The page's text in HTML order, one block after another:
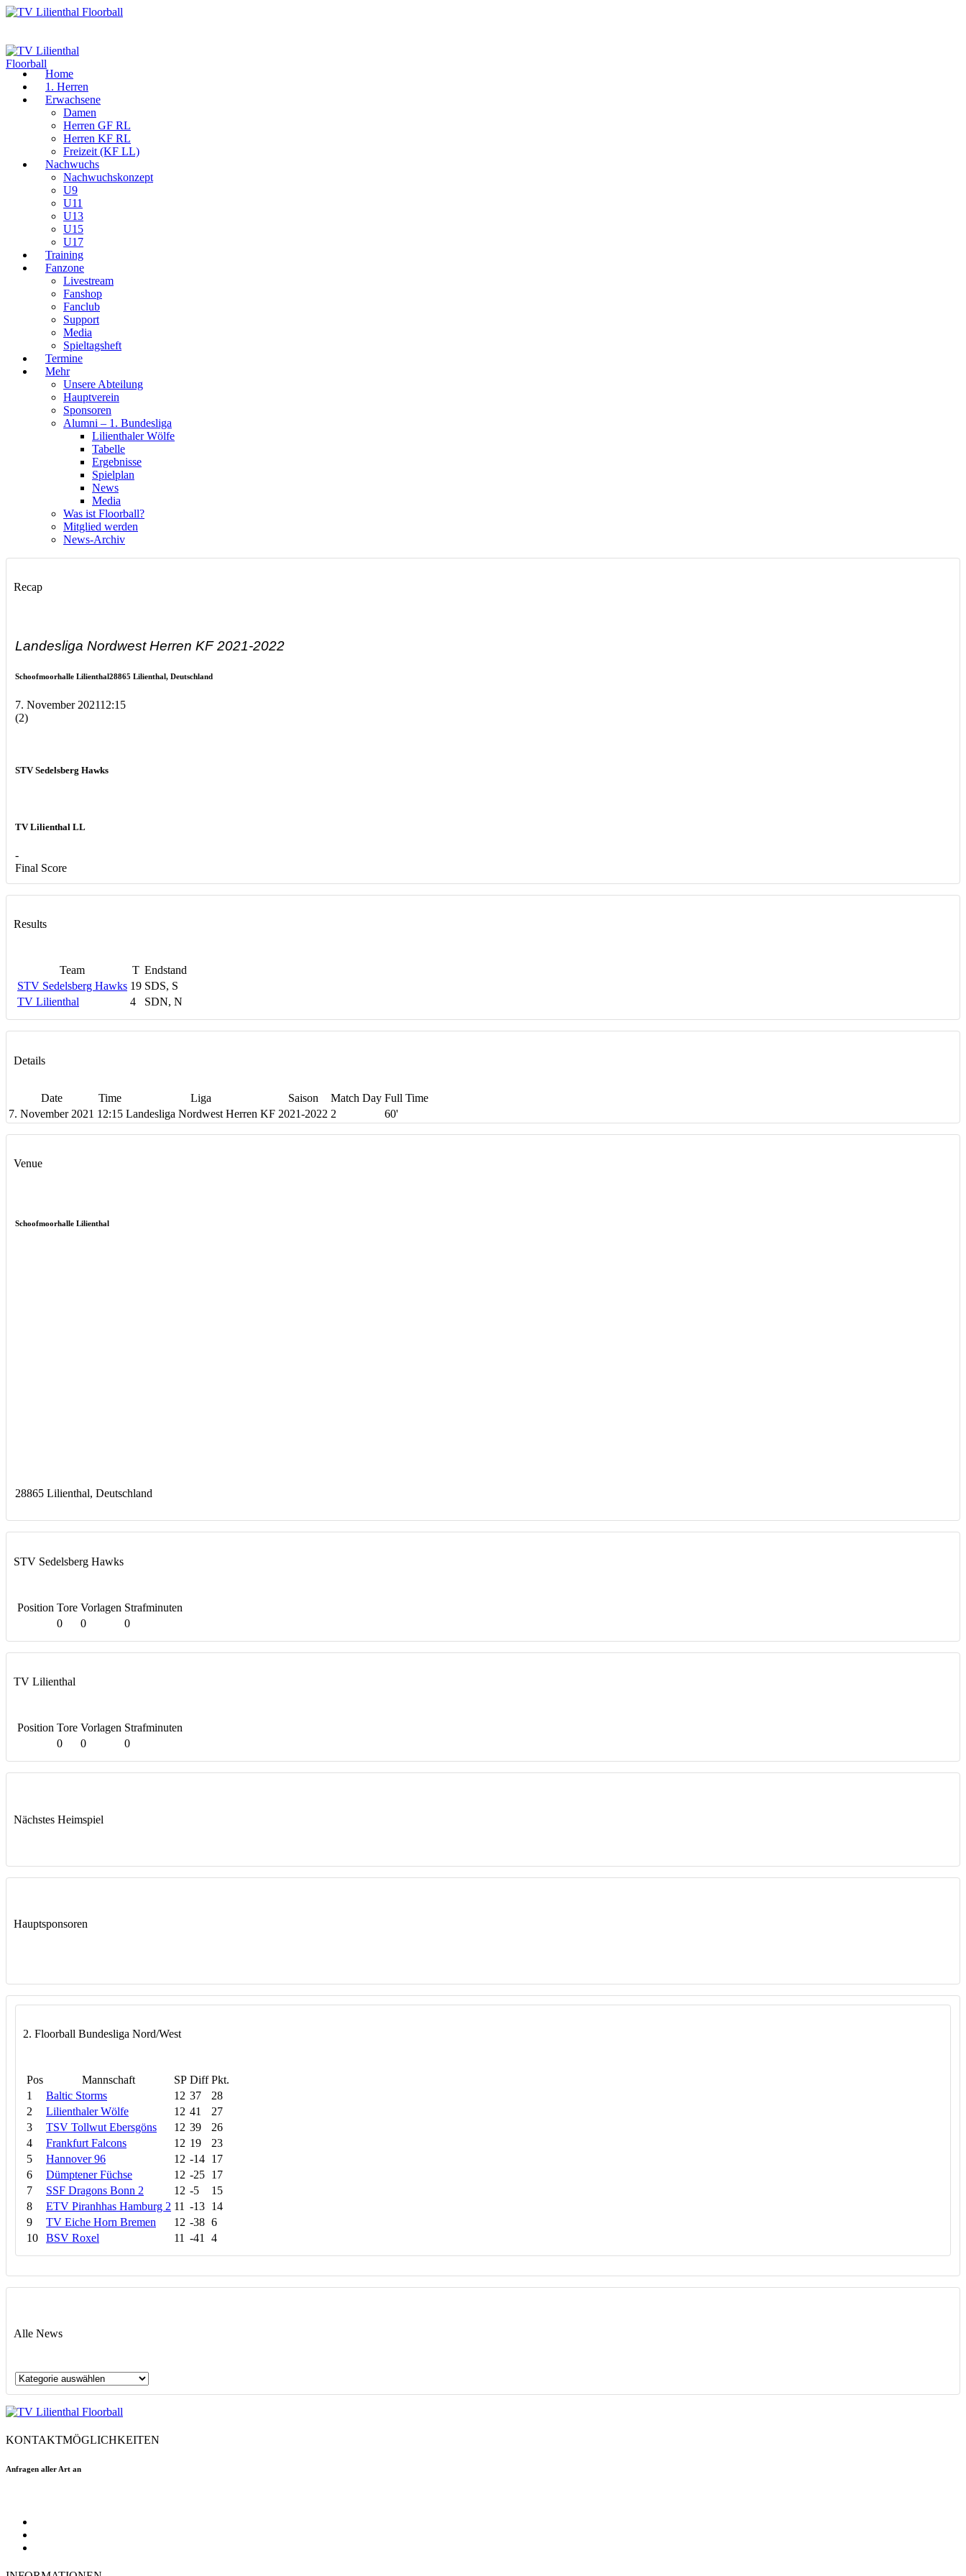
Home
1. Herren
Erwachsene
Damen
Herren GF RL
Herren KF RL
Freizeit (KF LL)
Nachwuchs
Nachwuchskonzept
U9
U11
U13
U15
U17
Training
Fanzone
Livestream
Fanshop
Fanclub
Support
Media
Spieltagsheft
Termine
Mehr
Unsere Abteilung
Hauptverein
Sponsoren
Alumni – 1. Bundesliga
Lilienthaler Wölfe
Tabelle
Ergebnisse
Spielplan
News
Media
Was ist Floorball?
Mitglied werden
News-Archiv
Recap
Landesliga Nordwest Herren KF 2021-2022
Schoofmoorhalle Lilienthal28865 Lilienthal, Deutschland
7. November 202112:15
(2)
STV Sedelsberg Hawks
TV Lilienthal LL
-
Final Score
Results
Team T Endstand
STV Sedelsberg Hawks 19 SDS, S
TV Lilienthal
4 SDN, N
Details
Date Time Liga Saison Match Day Full Time
7. November 2021 12:15 Landesliga Nordwest Herren KF 2021-2022 2 60'
Venue
Schoofmoorhalle Lilienthal
28865 Lilienthal, Deutschland
STV Sedelsberg Hawks
Position Tore Vorlagen Strafminuten
0
0 0
TV Lilienthal
Position Tore Vorlagen Strafminuten
0
0 0
Nächstes Heimspiel
Hauptsponsoren
2. Floorball Bundesliga Nord/West
Pos Mannschaft SP Diff Pkt.
1
Baltic Storms 12 37
28
2
Lilienthaler Wölfe 12 41
27
3
TSV Tollwut Ebersgöns 12 39
26
4
Frankfurt Falcons 12 19
23
5
Hannover 96 12 -14 17
6
Dümptener Füchse 12 -25 17
7
SSF Dragons Bonn 2 12 -5
15
8
ETV Piranhhas Hamburg 2 11 -13 14
9
TV Eiche Horn Bremen 12 -38 6
10
BSV Roxel 11 -41 4
Alle News
Alle
KONTAKTMÖGLICHKEITEN
Anfragen aller Art an